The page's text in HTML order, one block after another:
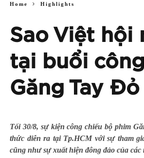
Home Highlights
Sao Việt hội
tại buổi
Găng Tay Đỏ
Tối 30/8, sự kiện công chiếu bộ phim
thức diễn ra tại Tp.HCM với sự tham
cũng như sự xuất hiện đông đảo của các